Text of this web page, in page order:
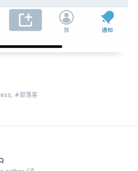
, 部落客